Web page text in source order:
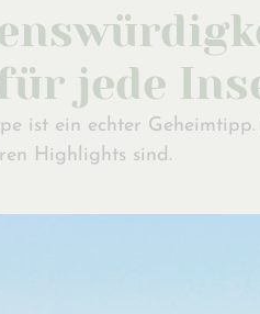
jede
ist ein echter
Highlights sind.